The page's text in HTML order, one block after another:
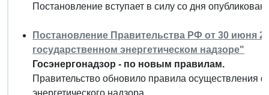
Постановление вступает в силу со дня
Постановление Правительства РФ от 30 июня
государственном энергетическом надзоре"
Госэнергонадзор - по новым правилам.
Правительство обновило правила осуществления
энергетического надзора.